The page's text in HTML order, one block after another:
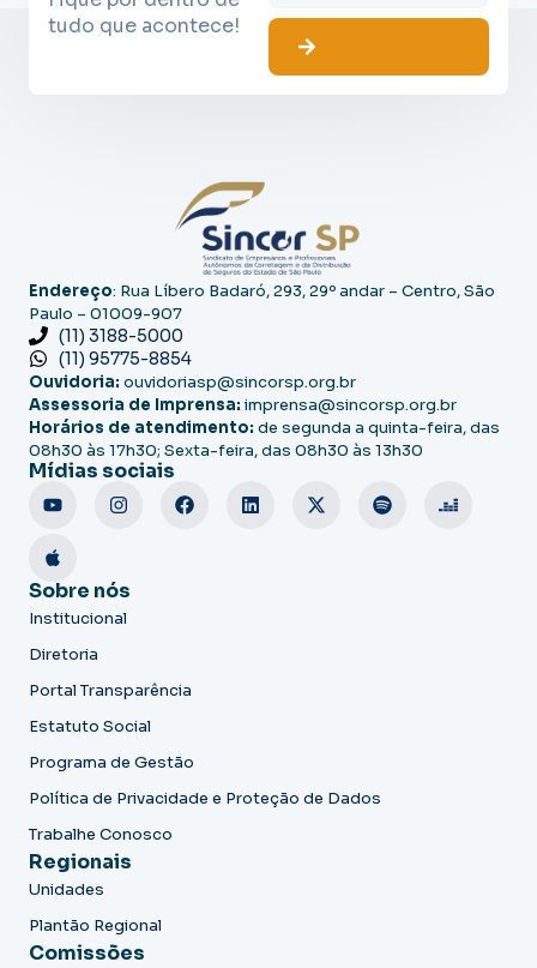
tudo que acontece!
Endereço: Rua Líbero Badaró, 293, 29º andar – Centro, São
Paulo – 01009-907
(11) 3188-5000
(11) 95775-8854
Ouvidoria: ouvidoriasp@sincorsp.org.br
Assessoria de Imprensa: imprensa@sincorsp.org.br
Horários de atendimento: de segunda a quinta-feira, das
08h30 às 17h30; Sexta-feira, das 08h30 às 13h30
Mídias sociais
Sobre nós
Institucional
Diretoria
Portal Transparência
Estatuto Social
Programa de Gestão
Política de Privacidade e Proteção de Dados
Trabalhe Conosco
Regionais
Unidades
Plantão Regional
Comissões